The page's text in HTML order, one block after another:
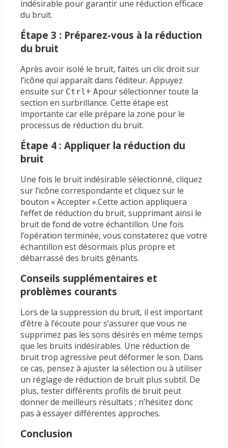
indésirable pour garantir une réduction efficace
du bruit.
Étape 3 : Préparez-vous à la réduction
du bruit
Après avoir isolé le bruit, faites un clic droit sur
l’icône qui apparaît dans l’éditeur. Appuyez
ensuite sur Ctrl+ Apour sélectionner toute la
section en surbrillance. Cette étape est
importante car elle prépare la zone pour le
processus de réduction du bruit.
Étape 4 : Appliquer la réduction du
bruit
Une fois le bruit indésirable sélectionné, cliquez
sur l’icône correspondante et cliquez sur le
bouton « Accepter ».Cette action appliquera
l’effet de réduction du bruit, supprimant ainsi le
bruit de fond de votre échantillon. Une fois
l’opération terminée, vous constaterez que votre
échantillon est désormais plus propre et
débarrassé des bruits gênants.
Conseils supplémentaires et
problèmes courants
Lors de la suppression du bruit, il est important
d’être à l’écoute pour s’assurer que vous ne
supprimez pas les sons désirés en même temps
que les bruits indésirables. Une réduction de
bruit trop agressive peut déformer le son. Dans
ce cas, pensez à ajuster la sélection ou à utiliser
un réglage de réduction de bruit plus subtil. De
plus, tester différents profils de bruit peut
donner de meilleurs résultats ; n’hésitez donc
pas à essayer différentes approches.
Conclusion